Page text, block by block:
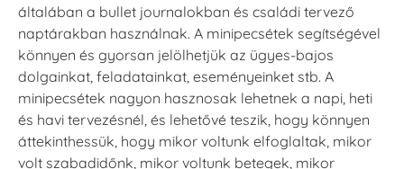
általában a bullet journalokban és családi tervező
naptárakban használnak. A minipecsétek segítségével
könnyen és gyorsan jelölhetjük az ügyes-bajos
dolgainkat, feladatainkat, eseményeinket stb. A
minipecsétek nagyon hasznosak lehetnek a napi, heti
és havi tervezésnél, és lehetővé teszik, hogy könnyen
áttekinthessük, hogy mikor voltunk elfoglaltak, mikor
volt szabadidőnk, mikor voltunk betegek, mikor